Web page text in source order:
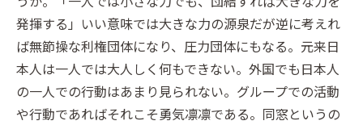
発揮する」いい意味では大きな力の源泉だが逆に考えれ
ば無節操な利権団体になり、圧力団体にもなる。元来日
本人は一人では大人しく何もできない。外国でも日本人
の一人での行動はあまり見られない。グループでの活動
や行動であればそれこそ勇気凛凛である。同窓というの